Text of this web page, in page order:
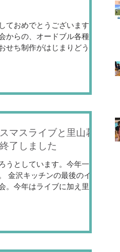
ておめでとうございます。
からの、オードブル各種注
せち制作がはじまりどうな
マスライブと里山暮
了しました
うとしています。今年一年
金沢キッチンの最後のイベ
。今年はライブに加え里山